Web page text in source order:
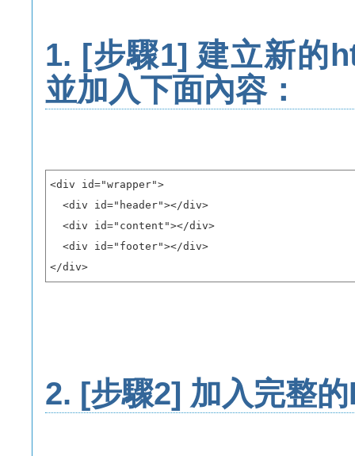
1. [步驟1] 建立新的
並加入下面內容：
<div id="wrapper">
  <div id="header"></div>
  <div id="content"></div>
  <div id="footer"></div>
</div>
2. [步驟2] 加入完整